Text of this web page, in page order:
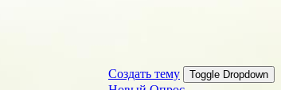
Создать тему Toggle Dropdown